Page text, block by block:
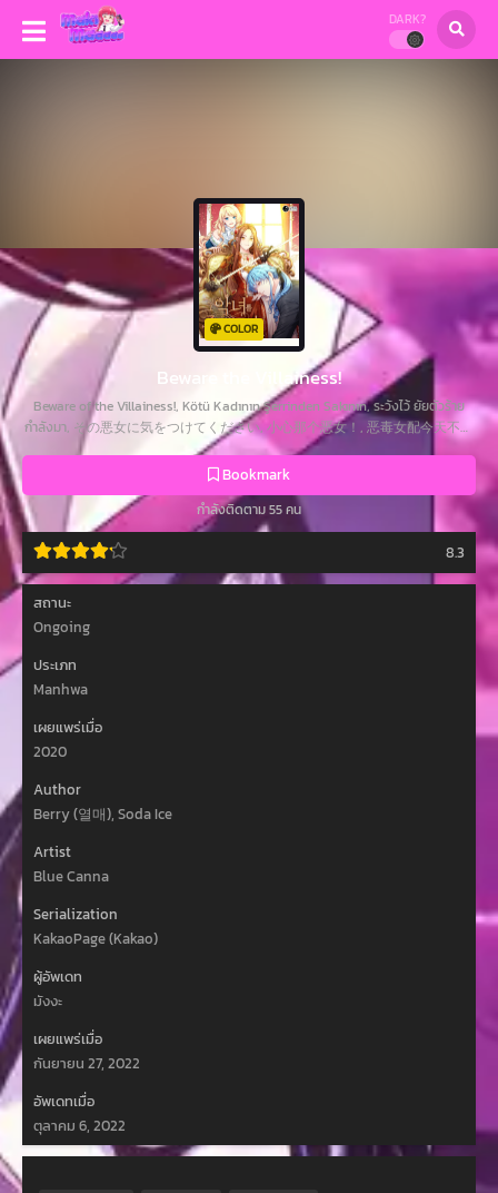
DARK?
COLOR
Beware the Villainess!
Beware of the Villainess!, Kötü Kadının Şerrinden Sakının, ระวังไว้ ยัยตัวร้าย
กำลังมา, その悪女に気をつけてください, 小心那个恶女！, 恶毒女配今天不营
业, 그 악녀를 조심하세요!
Bookmark
กำลังติดตาม 55 คน
8.3
สถานะ
Ongoing
ประเภท
Manhwa
เผยแพร่เมื่อ
2020
Author
Berry (열매), Soda Ice
Artist
Blue Canna
Serialization
KakaoPage (Kakao)
ผู้อัพเดท
มังงะ
เผยแพร่เมื่อ
กันยายน 27, 2022
อัพเดทเมื่อ
ตุลาคม 6, 2022